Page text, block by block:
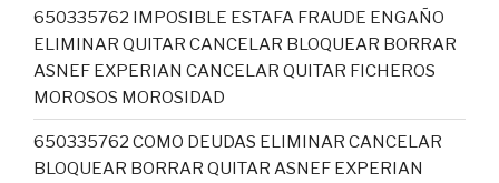
650335762 IMPOSIBLE ESTAFA FRAUDE ENGAÑO
ELIMINAR QUITAR CANCELAR BLOQUEAR BORRAR
ASNEF EXPERIAN CANCELAR QUITAR FICHEROS
MOROSOS MOROSIDAD
650335762 COMO DEUDAS ELIMINAR CANCELAR
BLOQUEAR BORRAR QUITAR ASNEF EXPERIAN